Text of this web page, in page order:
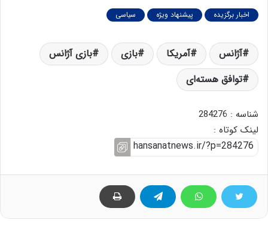
اخبار برگزیده پیشنهاد ویژه سیاسی
آژانس‌ آمریکا بازی
بازی آژانس
توافق هسته‌ای
شناسه : 284276
لینک کوتاه :